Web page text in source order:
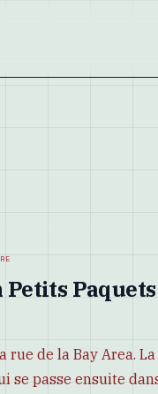
Paquets
rue de la Bay Area.
passe ensuite